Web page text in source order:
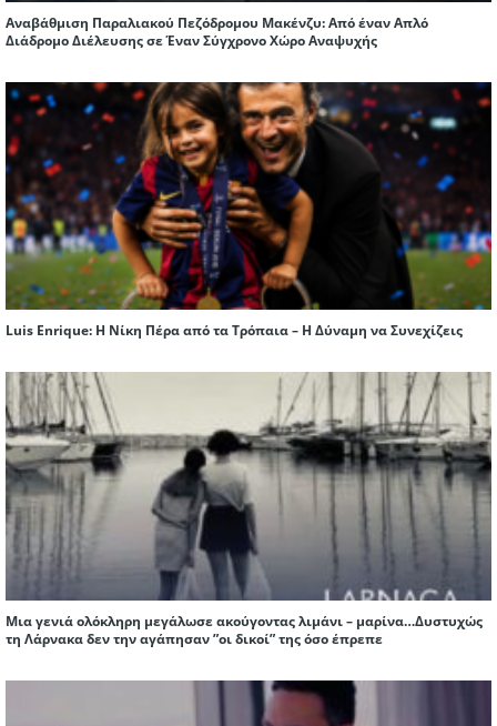
Αναβάθμιση Παραλιακού Πεζόδρομου Μακένζυ: Από έναν Απλό
Διάδρομο Διέλευσης σε Έναν Σύγχρονο Χώρο Αναψυχής
Luis Enrique: Η Νίκη Πέρα από τα Τρόπαια – Η Δύναμη να Συνεχίζεις
Μια γενιά ολόκληρη μεγάλωσε ακούγοντας λιμάνι – μαρίνα…Δυστυχώς
τη Λάρνακα δεν την αγάπησαν ”οι δικοί” της όσο έπρεπε